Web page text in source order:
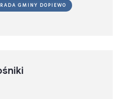
RADA GMINY DOPIEWO